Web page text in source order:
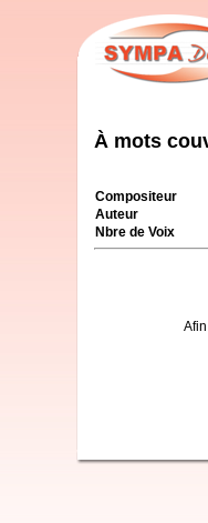
À mots
Compositeur
Auteur
Nbre de Voix